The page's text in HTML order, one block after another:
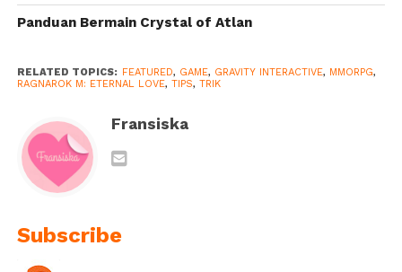
Panduan Bermain Crystal of Atlan
RELATED TOPICS: FEATURED, GAME, GRAVITY INTERACTIVE, MMORPG,
RAGNAROK M: ETERNAL LOVE, TIPS, TRIK
Fransiska
Subscribe